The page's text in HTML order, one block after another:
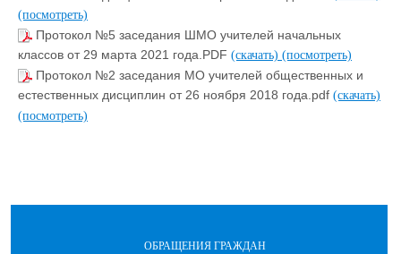
(посмотреть)
Протокол №5 заседания ШМО учителей начальных
классов от 29 марта 2021 года.PDF (скачать) (посмотреть)
Протокол №2 заседания МО учителей общественных и
естественных дисциплин от 26 ноября 2018 года.pdf (скачать)
(посмотреть)
ОБРАЩЕНИЯ ГРАЖДАН